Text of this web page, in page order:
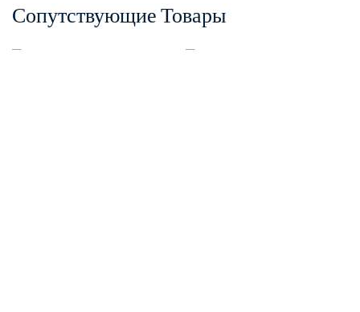
Сопутствующие Товары